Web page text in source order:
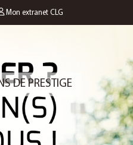
Mon extranet CLG
DE PRESTIGE